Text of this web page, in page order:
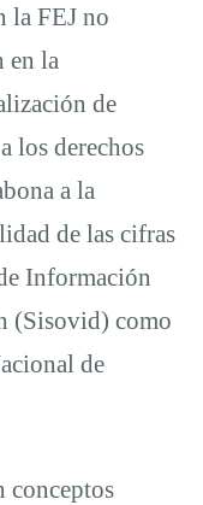
la FEJ no
en la
de
los derechos
a la
de las cifras
Información
(Sisovid) como
de
conceptos